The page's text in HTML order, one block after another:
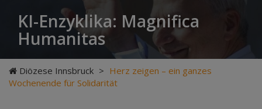
KI-Enzyklika: Magnifica
Humanitas
Diözese Innsbruck > Herz zeigen – ein ganzes
Wochenende für Solidarität